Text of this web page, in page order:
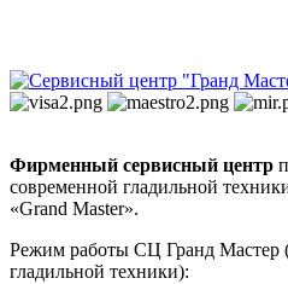
Фирменный сервисный центр
современной гладильной
«Grand Master».
Режим работы СЦ Гранд Мастер
гладильной техники):